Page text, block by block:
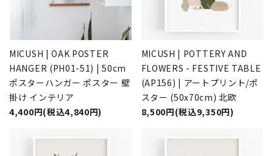
MICUSH | OAK POSTER
HANGER (PH01-51) | 50cm
ポスターハンガー ポスター 壁
掛け インテリア
4,400円(税込4,840円)
MICUSH | POTTERY AND
FLOWERS - FESTIVE TABLE
(AP156) | アートプリント/ポ
スター (50x70cm) 北欧
8,500円(税込9,350円)